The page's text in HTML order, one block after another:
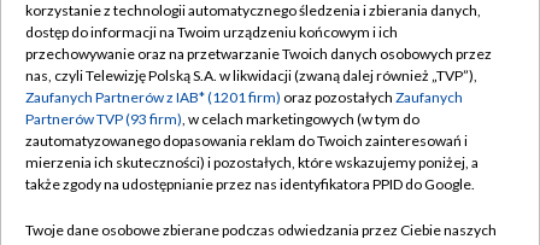
TVP
Abonament TVP
Emisja w TVP
Centrum informacji TVP
Naziemna Telewizja Cyfrowa
Regulamin TVP
Polityka prywatności
Moje zgody
Pomoc
korzystanie z technologii automatycznego śledzenia i zbierania danych,
dostęp do informacji na Twoim urządzeniu końcowym i ich
przechowywanie oraz na przetwarzanie Twoich danych osobowych przez
nas, czyli Telewizję Polską S.A. w likwidacji (zwaną dalej również „TVP”),
Zaufanych Partnerów z IAB* (1201 firm) oraz pozostałych Zaufanych
Partnerów TVP (93 firm), w celach marketingowych (w tym do
zautomatyzowanego dopasowania reklam do Twoich zainteresowań i
mierzenia ich skuteczności) i pozostałych, które wskazujemy poniżej, a
także zgody na udostępnianie przez nas identyfikatora PPID do Google.
Twoje dane osobowe zbierane podczas odwiedzania przez Ciebie naszych